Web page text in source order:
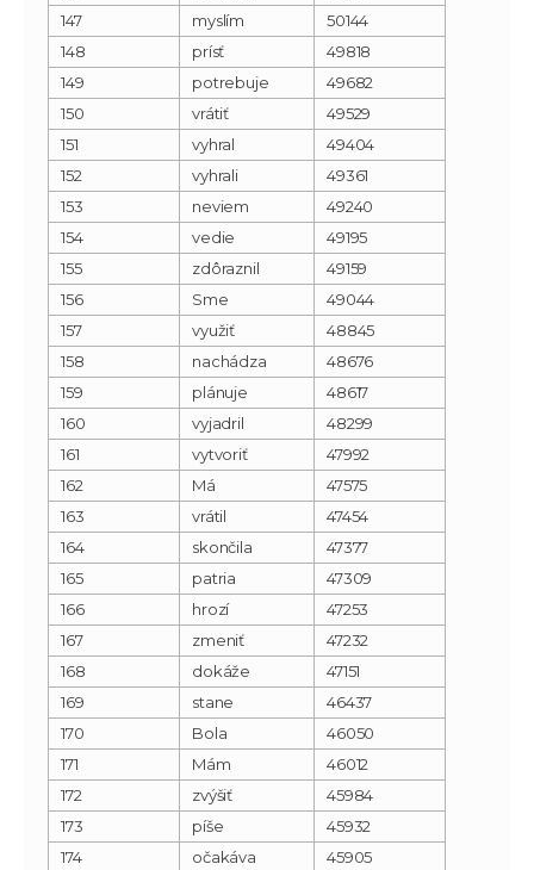
147
myslím
50144
148
prísť
49818
149
potrebuje
49682
150
vrátiť
49529
151
vyhral
49404
152
vyhrali
49361
153
neviem
49240
154
vedie
49195
155
zdôraznil
49159
156
Sme
49044
157
využiť
48845
158
nachádza
48676
159
plánuje
48617
160
vyjadril
48299
161
vytvoriť
47992
162
Má
47575
163
vrátil
47454
164
skončila
47377
165
patria
47309
166
hrozí
47253
167
zmeniť
47232
168
dokáže
47151
169
stane
46437
170
Bola
46050
171
Mám
46012
172
zvýšiť
45984
173
píše
45932
174
očakáva
45905